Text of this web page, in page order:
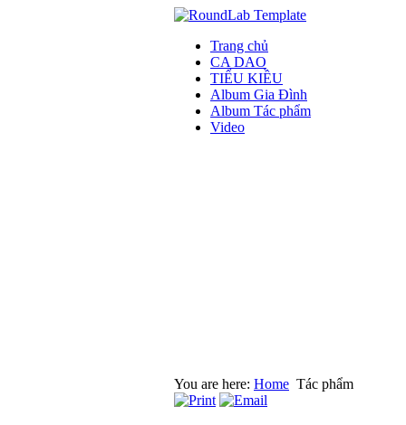
Trang chủ
CA DAO
TIỂU KIỀU
Album Gia Đình
Album Tác phẩm
Video
You are here: Home Tác phẩm